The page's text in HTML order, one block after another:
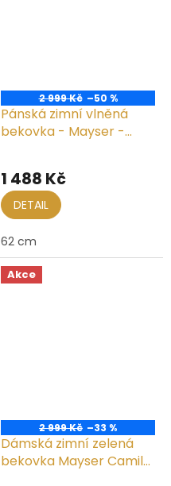
2 999 Kč –50 %
Pánská zimní vlněná
bekovka - Mayser -
1 488 Kč
DETAIL
62 cm
Akce
2 999 Kč –33 %
Dámská zimní zelená
bekovka Mayser Camila